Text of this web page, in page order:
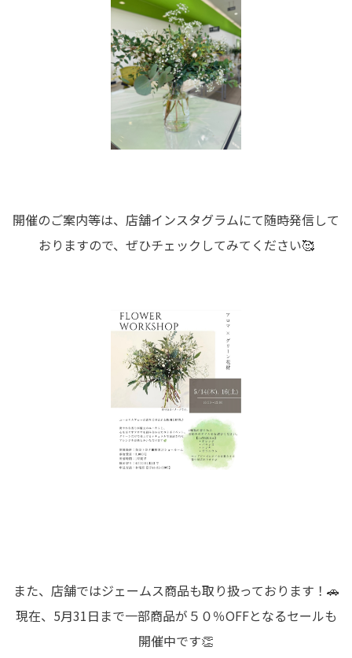
開催のご案内等は、店舗インスタグラムにて随時発信して
おりますので、ぜひチェックしてみてください🥰
また、店舗ではジェームス商品も取り扱っております！🚗
現在、5月31日まで一部商品が５０％OFFとなるセールも
開催中です👏